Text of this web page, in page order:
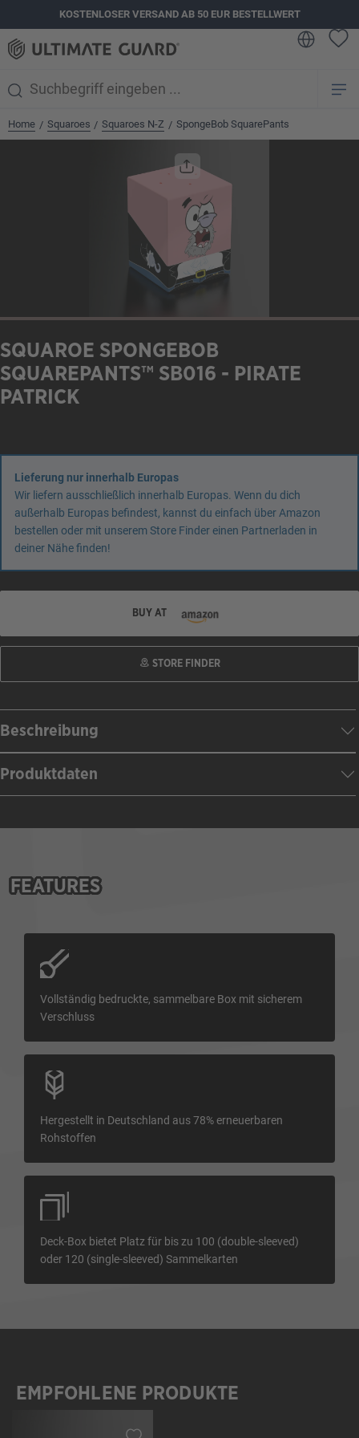
springenKOSTENLOSER VERSAND AB 50 EUR BESTELLWERT
Home / Squaroes / Squaroes N-Z / SpongeBob SquarePants
SQUAROE SPONGEBOB
SQUAREPANTS™ SB016 - PIRATE
PATRICK
Lieferung nur innerhalb Europas
Wir liefern ausschließlich innerhalb Europas. Wenn du dich
außerhalb Europas befindest, kannst du einfach über Amazon
bestellen oder mit unserem Store Finder einen Partnerladen in
deiner Nähe finden!
BUY AT
STORE FINDER
Beschreibung
Produktdaten
FEATURES
Vollständig bedruckte, sammelbare Box mit sicherem
Verschluss
Hergestellt in Deutschland aus 78% erneuerbaren
Rohstoffen
Deck-Box bietet Platz für bis zu 100 (double-sleeved)
oder 120 (single-sleeved) Sammelkarten
Produktgalerie überspringen
EMPFOHLENE PRODUKTE